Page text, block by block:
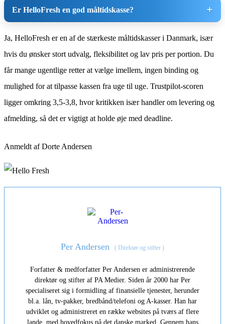
Er HelloFresh en god måltidskasse?
Ja, HelloFresh er en af de stærkeste måltidskasser i Danmark, især
hvis du ønsker stort udvalg, fleksibilitet og lav pris per portion. Du
får mange ugentlige retter at vælge imellem, ingen binding og
mulighed for at tilpasse kassen fra uge til uge. Trustpilot-scoren
ligger omkring 3,5-3,8, hvor kritikken især handler om levering og
afmelding, så det er vigtigt at holde øje med deadline.
Anmeldt af Dorte Andersen
Per Andersen ( Direktør og stifter )
Forfatter & medforfatter Per Andersen er administrerende
direktør og stifter af PA Medier. Siden år 2000 har Per
specialiseret sig i formidling af finansielle tjenester, herunder
bl.a. lån, tv-pakker, bredbånd/telefoni og A-kasser. Han har
udviklet og administreret en række websites på tværs af flere
lande, med hovedfokus på det danske marked. Gennem hans